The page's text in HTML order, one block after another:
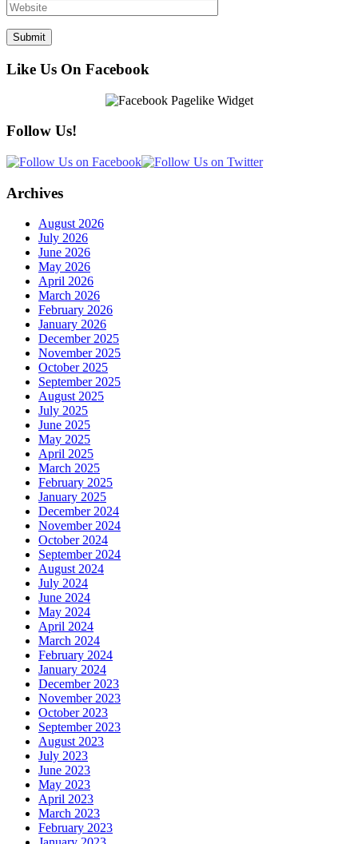
Like Us On Facebook
Follow Us!
Archives
August 2026
July 2026
June 2026
May 2026
April 2026
March 2026
February 2026
January 2026
December 2025
November 2025
October 2025
September 2025
August 2025
July 2025
June 2025
May 2025
April 2025
March 2025
February 2025
January 2025
December 2024
November 2024
October 2024
September 2024
August 2024
July 2024
June 2024
May 2024
April 2024
March 2024
February 2024
January 2024
December 2023
November 2023
October 2023
September 2023
August 2023
July 2023
June 2023
May 2023
April 2023
March 2023
February 2023